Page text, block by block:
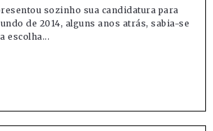
sozinho sua candidatura para
de 2014, alguns anos atrás, sabia-se
escolha...